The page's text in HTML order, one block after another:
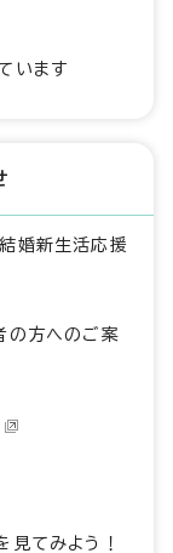
います
婚新生活応援
の方へのご案
見てみよう！